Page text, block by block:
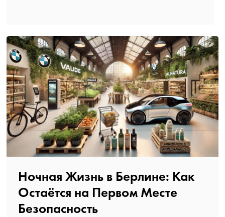
Ночная Жизнь в Берлине: Как
Остаётся на Первом Месте
Безопасность️